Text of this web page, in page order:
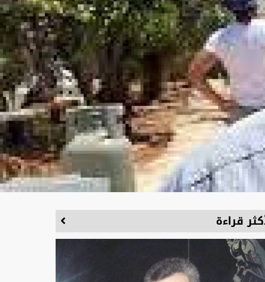
قراءة